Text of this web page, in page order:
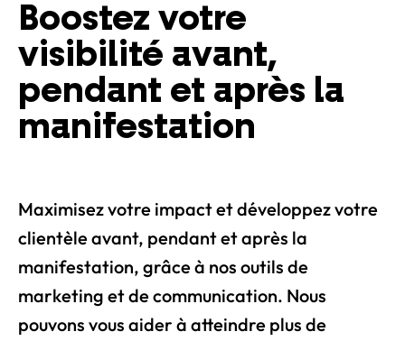
Boostez votre
visibilité avant,
pendant et après la
manifestation
Maximisez votre impact et développez votre
clientèle avant, pendant et après la
manifestation, grâce à nos outils de
marketing et de communication. Nous
pouvons vous aider à atteindre plus de